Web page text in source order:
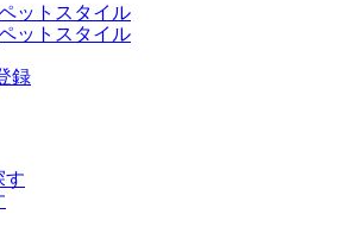
ットスタイル
ットスタイル
録
す